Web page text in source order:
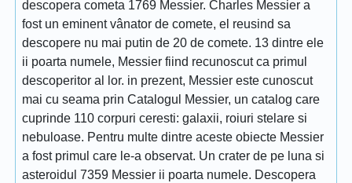
descopera cometa 1769 Messier. Charles Messier a
fost un eminent vânator de comete, el reusind sa
descopere nu mai putin de 20 de comete. 13 dintre ele
ii poarta numele, Messier fiind recunoscut ca primul
descoperitor al lor. in prezent, Messier este cunoscut
mai cu seama prin Catalogul Messier, un catalog care
cuprinde 110 corpuri ceresti: galaxii, roiuri stelare si
nebuloase. Pentru multe dintre aceste obiecte Messier
a fost primul care le-a observat. Un crater de pe luna si
asteroidul 7359 Messier ii poarta numele. Descopera